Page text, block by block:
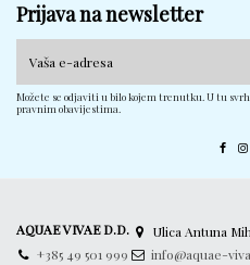
Prijava na newsletter
Možete se odjaviti u bilo kojem trenutku. U tu
pravnim obavijestima.
AQUAE VIVAE D.D.
Ulica Antuna
+385 49 501 999
info@aquae-